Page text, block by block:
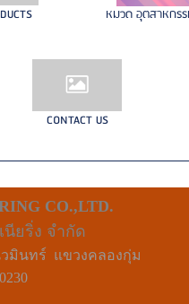
หมวด อุตสาหกรร
CONTACT US
CO.,LTD.
นียริ่ง จำกัด
วมินทร์ แขวงคลองกุ่ม